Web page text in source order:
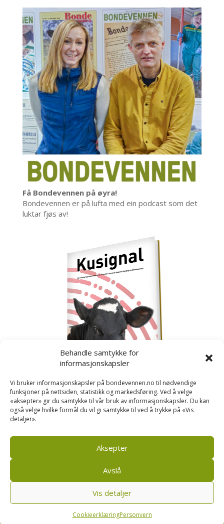
Behandle samtykke for
informasjonskapsler
Vi bruker informasjonskapsler på bondevennen.no til nødvendige
funksjoner på nettsiden, statistikk og markedsføring. Ved å velge
«aksepter» gir du samtykke til vår bruk av informasjonskapsler. Du kan
også velge hvilke formål du vil gi samtykke til ved å trykke på «Vis
detaljer».
Aksepter
Avslå
Vis detaljer
CookieerklæringPersonvern
Få Bondevennen på øyra!
Bondevennen er på lufta med ein podcast som det
luktar fjøs av!
Kusignal
om kusignal i eit eige hefte.
Bondevennen AS, Pb 208, sentrum, 4001 Stavanger
Personvern og cookies regler